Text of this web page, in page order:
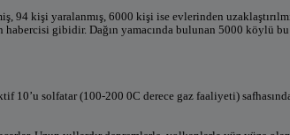
94 kişi yaralanmış, 6000 kişi ise evlerinden
gibidir. Dağın yamacında bulunan 5000 köylü
10’u solfatar (100-200 0C derece gaz faaliyeti)